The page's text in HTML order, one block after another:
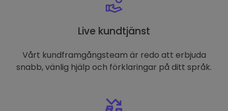
Live kundtjänst
Vårt kundframgångsteam är redo att erbjuda
snabb, vänlig hjälp och förklaringar på ditt språk.